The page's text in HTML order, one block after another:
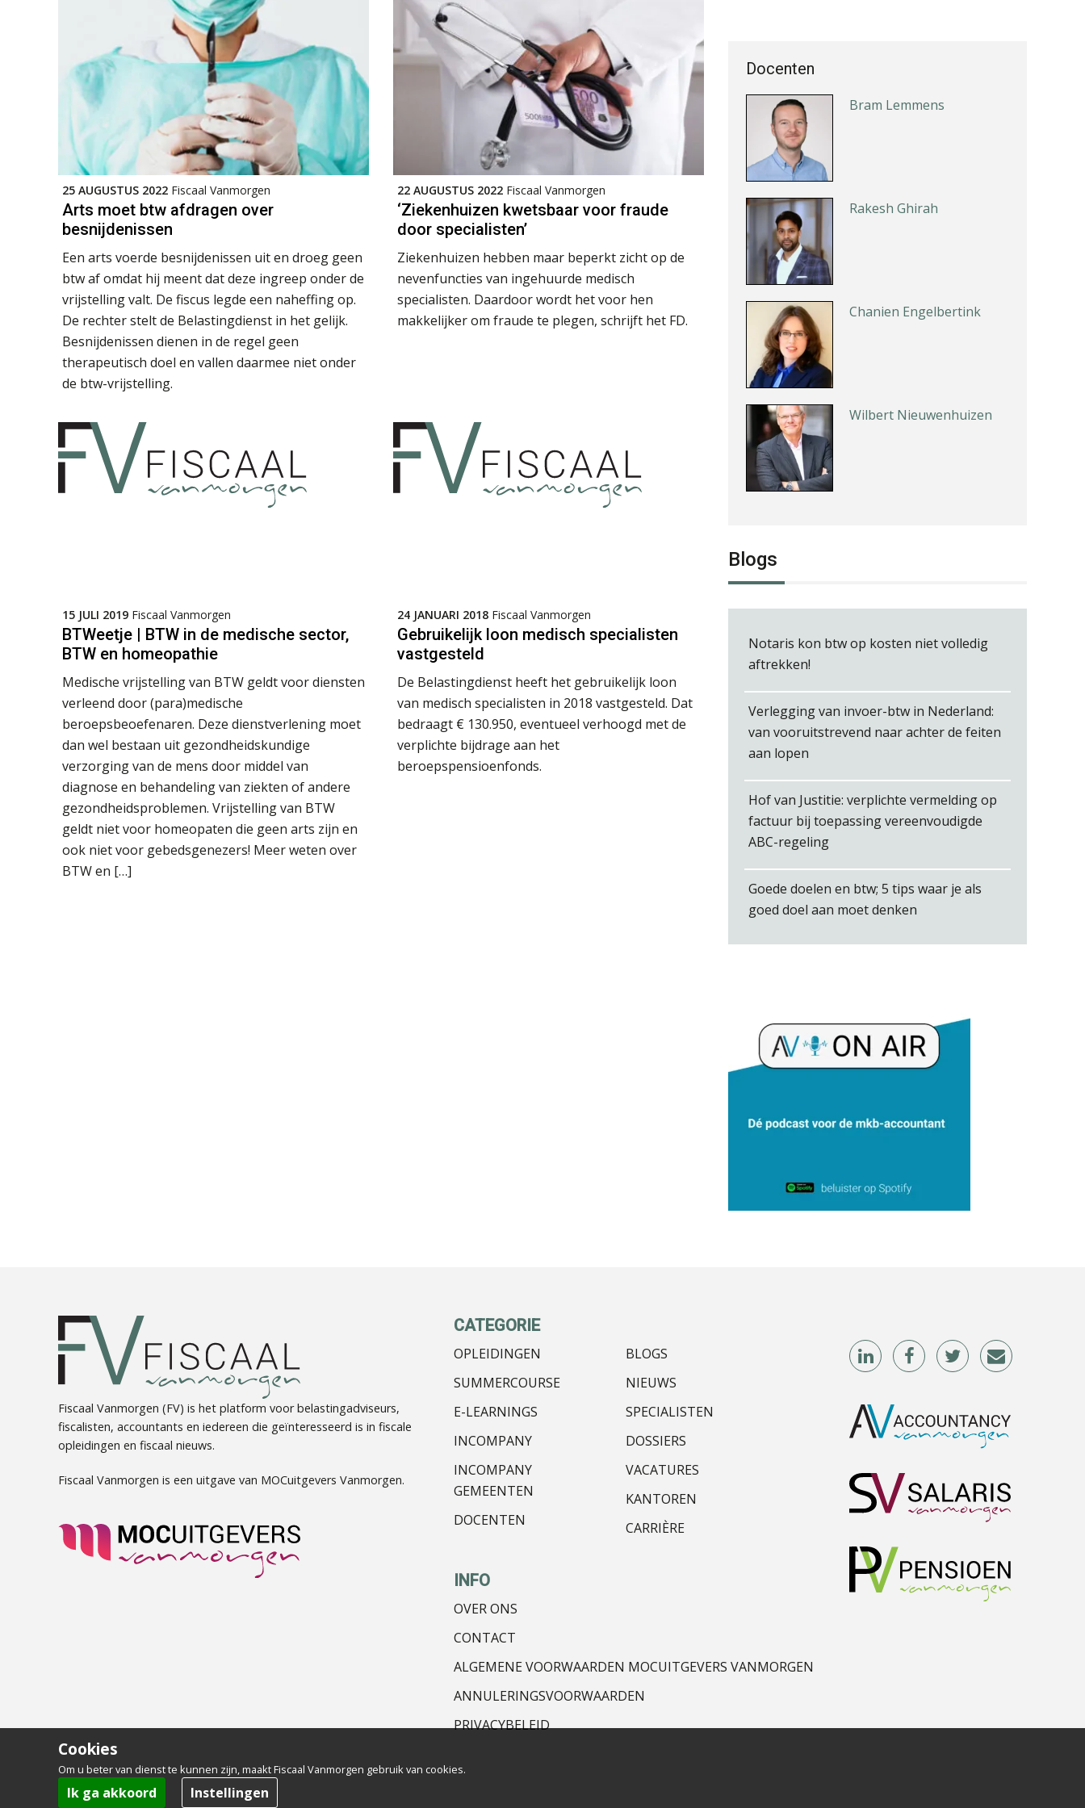
25 AUGUSTUS 2022 Fiscaal Vanmorgen
Arts moet btw afdragen over
besnijdenissen
Een arts voerde besnijdenissen uit en droeg geen
btw af omdat hij meent dat deze ingreep onder de
vrijstelling valt. De fiscus legde een naheffing op.
De rechter stelt de Belastingdienst in het gelijk.
Besnijdenissen dienen in de regel geen
therapeutisch doel en vallen daarmee niet onder
de btw-vrijstelling.
22 AUGUSTUS 2022 Fiscaal Vanmorgen
‘Ziekenhuizen kwetsbaar voor fraude
door specialisten’
Ziekenhuizen hebben maar beperkt zicht op de
nevenfuncties van ingehuurde medisch
specialisten. Daardoor wordt het voor hen
makkelijker om fraude te plegen, schrijft het FD.
15 JULI 2019 Fiscaal Vanmorgen
BTWeetje | BTW in de medische sector,
BTW en homeopathie
Medische vrijstelling van BTW geldt voor diensten
verleend door (para)medische
beroepsbeoefenaren. Deze dienstverlening moet
dan wel bestaan uit gezondheidskundige
verzorging van de mens door middel van
diagnose en behandeling van ziekten of andere
gezondheidsproblemen. Vrijstelling van BTW
geldt niet voor homeopaten die geen arts zijn en
ook niet voor gebedsgenezers! Meer weten over
BTW en […]
24 JANUARI 2018 Fiscaal Vanmorgen
Gebruikelijk loon medisch specialisten
vastgesteld
De Belastingdienst heeft het gebruikelijk loon
van medisch specialisten in 2018 vastgesteld. Dat
bedraagt € 130.950, eventueel verhoogd met de
verplichte bijdrage aan het
beroepspensioenfonds.
Docenten
Bram Lemmens
Rakesh Ghirah
Chanien Engelbertink
Wilbert Nieuwenhuizen
Marja van den Oetelaar
Heleen Elbert
Casper Mons
Albert Heeling
Hanneke Kroonenberg
Mike Wong
Blogs
Notaris kon btw op kosten niet volledig
aftrekken!
Verlegging van invoer-btw in Nederland:
van vooruitstrevend naar achter de feiten
aan lopen
Hof van Justitie: verplichte vermelding op
factuur bij toepassing vereenvoudigde
ABC-regeling
Goede doelen en btw; 5 tips waar je als
goed doel aan moet denken
Fiscaal Vanmorgen (FV) is het platform voor belastingadviseurs,
fiscalisten, accountants en iedereen die geïnteresseerd is in fiscale
opleidingen en fiscaal nieuws.
Fiscaal Vanmorgen is een uitgave van MOCuitgevers Vanmorgen.
CATEGORIE
OPLEIDINGEN
SUMMERCOURSE
E-LEARNINGS
INCOMPANY
INCOMPANY
GEMEENTEN
DOCENTEN
BLOGS
NIEUWS
SPECIALISTEN
DOSSIERS
VACATURES
KANTOREN
CARRIÈRE
INFO
OVER ONS
CONTACT
ALGEMENE VOORWAARDEN MOCUITGEVERS VANMORGEN
ANNULERINGSVOORWAARDEN
PRIVACYBELEID
Cookies
Om u beter van dienst te kunnen zijn, maakt Fiscaal Vanmorgen gebruik van cookies.
Ik ga akkoord Instellingen